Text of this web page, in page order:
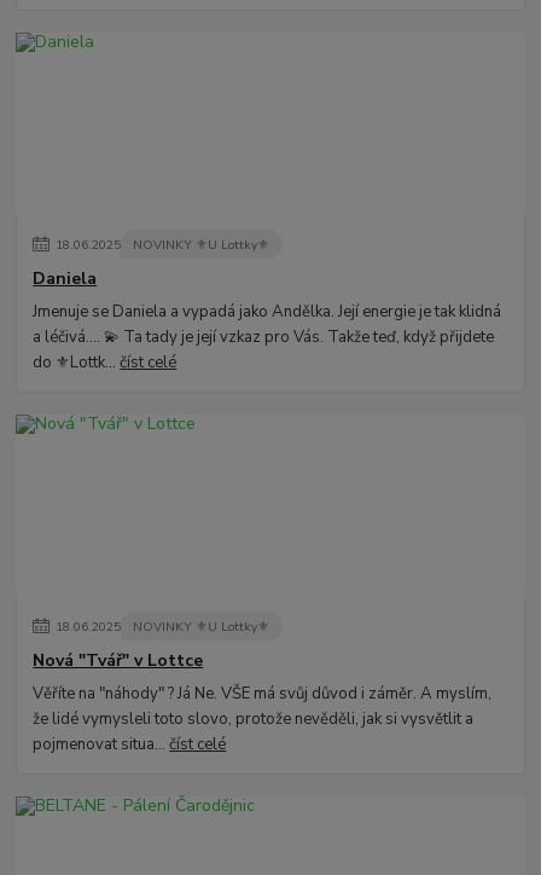
18.06.2025 NOVINKY ⚜️U Lottky⚜️
Daniela
Jmenuje se Daniela a vypadá jako Andělka. Její energie je tak klidná
a léčivá.... 💫 Ta tady je její vzkaz pro Vás. Takže teď, když přijdete
do ⚜️Lottk...číst celé
18.06.2025 NOVINKY ⚜️U Lottky⚜️
Nová "Tvář" v Lottce
Věříte na "náhody" ? Já Ne. VŠE má svůj důvod i záměr. A myslím,
že lidé vymysleli toto slovo, protože nevěděli, jak si vysvětlit a
pojmenovat situa...číst celé